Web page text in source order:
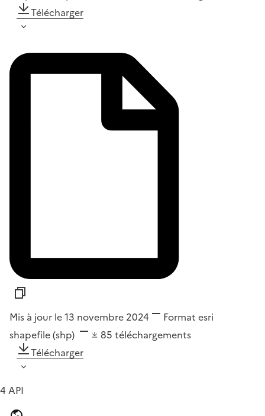
Télécharger
Mis à jour le 13 novembre 2024 Format esri
shapefile (shp)
85 téléchargements
Télécharger
4 API